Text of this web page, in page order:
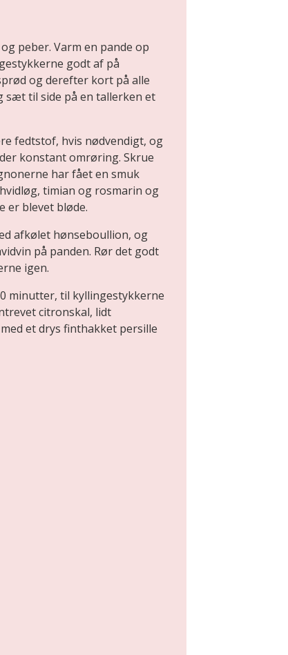
peber. Varm en pande op
godt af på
og derefter kort på alle
sæt til side på en tallerken et
fedtstof, hvis nødvendigt, og
konstant omrøring. Skrue
har fået en smuk
timian og rosmarin og
er blevet bløde.
afkølet hønseboullion, og
på panden. Rør det godt
igen.
minutter, til kyllingestykkerne
citronskal, lidt
et drys finthakket persille